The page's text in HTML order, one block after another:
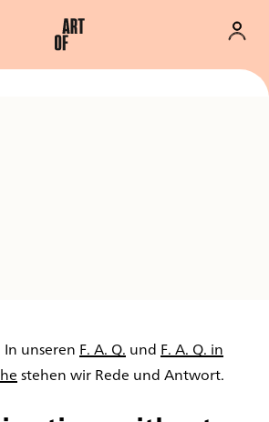
In unseren F. A. Q. und F. A. Q. in
stehen wir Rede und Antwort.